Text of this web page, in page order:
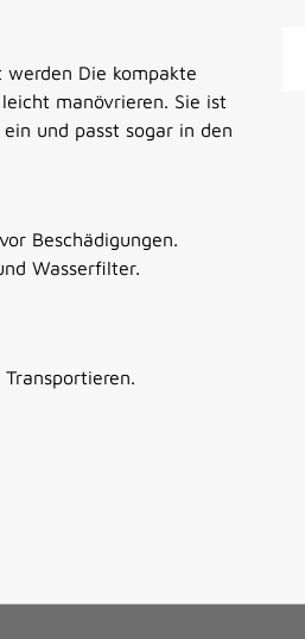
Die kompakte
manövrieren. Sie ist
und passt sogar in den
Beschädigungen.
Wasserfilter.